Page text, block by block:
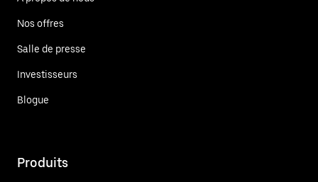
Nos offres
Salle de presse
Investisseurs
Blogue
Produits